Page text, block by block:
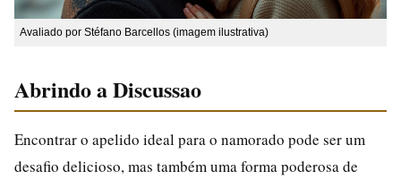
Avaliado por Stéfano Barcellos (imagem ilustrativa)
Abrindo a Discussao
Encontrar o apelido ideal para o namorado pode ser um
desafio delicioso, mas também uma forma poderosa de